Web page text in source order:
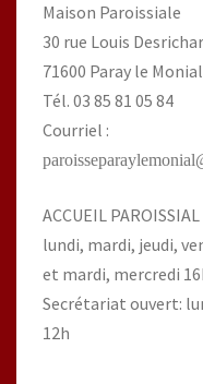
Maison Paroissiale
30 rue Louis
71600 Paray le Monial
Tél. 03 85 81 05 84
Courriel :
ACCUEIL PAROISSIAL
lundi, mardi, jeudi,
et mardi, mercredi
Secrétariat ouvert:
12h